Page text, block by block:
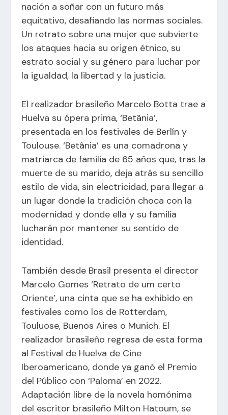
nación a soñar con un futuro más
equitativo, desafiando las normas sociales.
Un retrato sobre una mujer que subvierte
los ataques hacia su origen étnico, su
estrato social y su género para luchar por
la igualdad, la libertad y la justicia.
El realizador brasileño Marcelo Botta trae a
Huelva su ópera prima, ‘Betânia’,
presentada en los festivales de Berlín y
Toulouse. ‘Betânia’ es una comadrona y
matriarca de familia de 65 años que, tras la
muerte de su marido, deja atrás su sencillo
estilo de vida, sin electricidad, para llegar a
un lugar donde la tradición choca con la
modernidad y donde ella y su familia
lucharán por mantener su sentido de
identidad.
También desde Brasil presenta el director
Marcelo Gomes ‘Retrato de um certo
Oriente’, una cinta que se ha exhibido en
festivales como los de Rotterdam,
Touluose, Buenos Aires o Munich. El
realizador brasileño regresa de esta forma
al Festival de Huelva de Cine
Iberoamericano, donde ya ganó el Premio
del Público con ‘Paloma’ en 2022.
Adaptación libre de la novela homónima
del escritor brasileño Milton Hatoum, se